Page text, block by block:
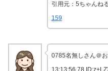
引用元：5ちゃんねる
159
0785名無しさん＠
13:13:56.78